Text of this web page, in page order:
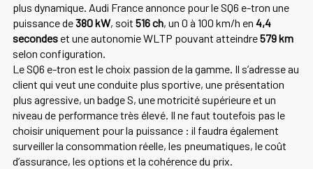
plus dynamique. Audi France annonce pour le SQ6 e-tron une
puissance de380 kW, soit 516 ch, un 0 à 100 km/h en 4,4
secondeset une autonomie WLTP pouvant atteindre579 km
selon configuration.
Le SQ6 e-tron est le choix passion de la gamme. Il s’adresse au
client qui veut une conduite plus sportive, une présentation
plus agressive, un badge S, une motricité supérieure et un
niveau de performance très élevé. Il ne faut toutefois pas le
choisir uniquement pour la puissance : il faudra également
surveiller la consommation réelle, les pneumatiques, le coût
d’assurance, les options et la cohérence du prix.